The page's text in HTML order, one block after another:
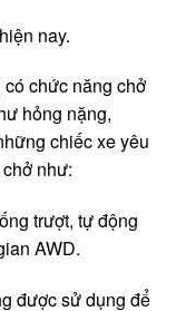
nay.
chức năng chở
hỏng nặng,
chiếc xe yêu
như:
trượt, tự động
AWD.
được sử dụng để